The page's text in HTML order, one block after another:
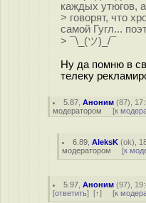
каждых утюгов,
> говорят, что
самой Гугл...
> ¯\_(ツ)_/¯
Ну да помню в
телеку
5.87 ,Аноним (87),
модератором [к
6.89 ,AleksK (ok),
модератором [к
5.97 ,Аноним (97),
[ответить] [↑] [к